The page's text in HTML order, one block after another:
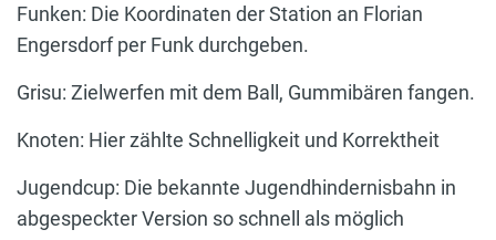
Funken: Die Koordinaten der Station an Florian
Engersdorf per Funk durchgeben.
Grisu: Zielwerfen mit dem Ball, Gummibären fangen.
Knoten: Hier zählte Schnelligkeit und Korrektheit
Jugendcup: Die bekannte Jugendhindernisbahn in
abgespeckter Version so schnell als möglich